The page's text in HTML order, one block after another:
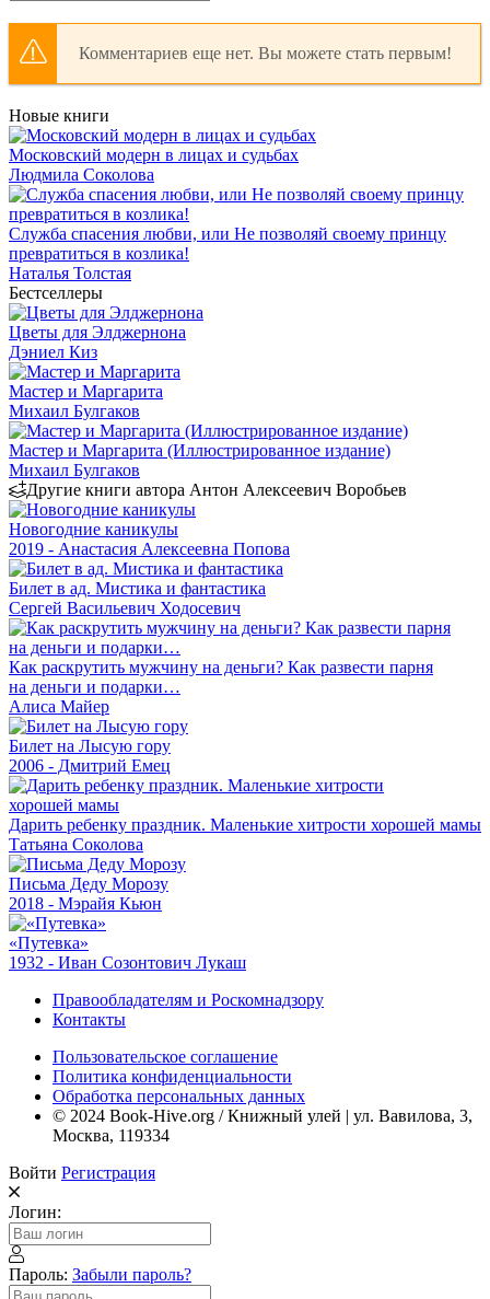
Комментариев еще нет. Вы можете стать первым!
Новые книги
Московский модерн в лицах и судьбах
Людмила Соколова
Служба спасения любви, или Не позволяй своему принцу
превратиться в козлика!
Наталья Толстая
Бестселлеры
Цветы для Элджернона
Дэниел Киз
Мастер и Маргарита
Михаил Булгаков
Мастер и Маргарита (Иллюстрированное издание)
Михаил Булгаков
Другие книги автора Антон Алексеевич Воробьев
Новогодние каникулы
2019 - Анастасия Алексеевна Попова
Билет в ад. Мистика и фантастика
Сергей Васильевич Ходосевич
Как раскрутить мужчину на деньги? Как развести парня
на деньги и подарки…
Алиса Майер
Билет на Лысую гору
2006 - Дмитрий Емец
Дарить ребенку праздник. Маленькие хитрости хорошей мамы
Татьяна Соколова
Письма Деду Морозу
2018 - Мэрайя Кьюн
«Путевка»
1932 - Иван Созонтович Лукаш
Правообладателям и Роскомнадзору
Контакты
Пользовательское соглашение
Политика конфиденциальности
Обработка персональных данных
© 2024 Book-Hive.org / Книжный улей | ул. Вавилова, 3,
Москва, 119334
Войти Регистрация
Логин:
Пароль: Забыли пароль?